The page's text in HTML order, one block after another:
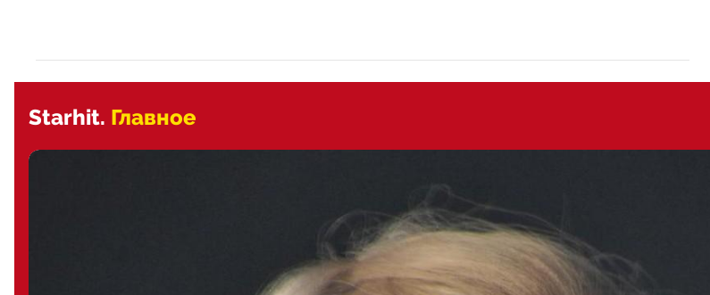
Starhit. Главное